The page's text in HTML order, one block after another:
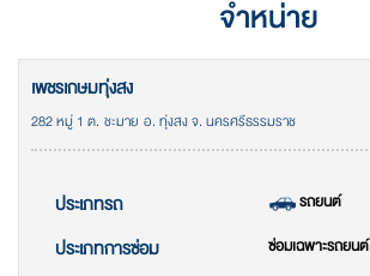
จำหน่าย
เพชรเกษมทุ่งสง
282 หมู่ 1 ต. ชะมาย อ. ทุ่งสง จ. นครศรีธรรมราช
ประเภทรถ รถยนต์
ประเภทการซ่อม ซ่อมเฉพาะรถยนต์